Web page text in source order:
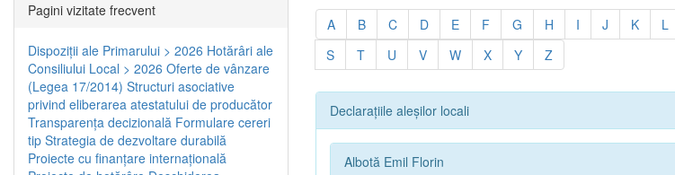
A B C D E F G H I J K L
S
T U V W X Y Z
Declarațiile aleșilor locali
Albotă Emil Florin
Pagini vizitate frecvent
Dispoziţii ale Primarului > 2026 Hotărâri ale
Consiliului Local > 2026 Oferte de vânzare
(Legea 17/2014) Structuri asociative
privind eliberarea atestatului de producător
Transparenţa decizională Formulare cereri
tip Strategia de dezvoltare durabilă
Proiecte cu finanţare internaţională